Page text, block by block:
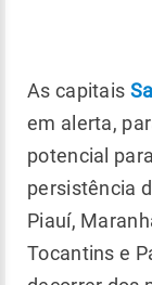
As capitais
em alerta,
potencial
persistência
Piauí,
Tocantins e